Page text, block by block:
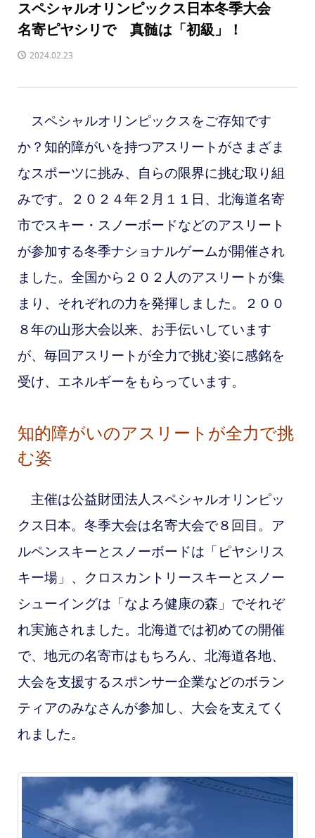
スペシャルオリンピックス日本冬季大会
名寄ピヤシリで 真髄は「初級」！
2024.02.23
スペシャルオリンピックスをご存知です
か？知的障がいを持つアスリートがさまざま
なスポーツに挑み、自らの限界に挑む取り組
みです。２０２４年２月１１日、北海道名寄
市でスキー・スノーボードなどのアスリート
が参加する冬季ナショナルゲームが開催され
ました。全国から２０２人のアスリートが集
まり、それぞれの力を発揮しました。２００
８年の山形大会以来、お手伝いしています
が、毎回アスリートが全力で挑む姿に感銘を
受け、エネルギーをもらっています。
知的障がいのアスリートが全力で挑
む姿
主催は公益財団法人スペシャルオリンピッ
クス日本。冬季大会は名寄大会で８回目。
ア
ルペンスキーとスノーボードは「ピヤシリス
キー場」、クロスカントリースキーとスノー
シューイングは「なよろ健康の森」でそれぞ
れ実施されました。北海道では初めての開催
で、地元の名寄市はもちろん、北海道各地、
大会を支援するスポンサー企業などのボラン
ティアのみなさんが参加し、大会を支えてく
れました。